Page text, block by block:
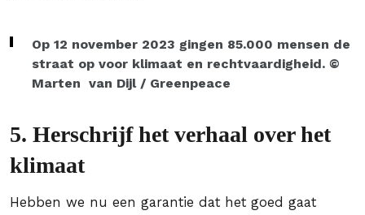
Op 12 november 2023 gingen 85.000 mensen de
straat op voor klimaat en rechtvaardigheid. ©
Marten van Dijl / Greenpeace
5. Herschrijf het verhaal over het
klimaat
Hebben we nu een garantie dat het goed gaat